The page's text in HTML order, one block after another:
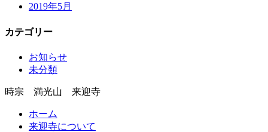
2019年5月
カテゴリー
お知らせ
未分類
時宗 満光山 来迎寺
ホーム
来迎寺について